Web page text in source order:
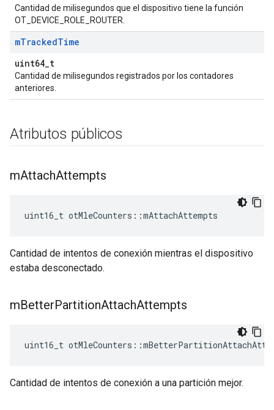
Cantidad de milisegundos que el dispositivo tiene la función
OT_DEVICE_ROLE_ROUTER.
mTrackedTime
uint64_t
Cantidad de milisegundos registrados por los contadores
anteriores.
Atributos públicos
mAttachAttempts
uint16_t otMleCounters ::mAttachAttempts
Cantidad de intentos de conexión mientras el dispositivo
estaba desconectado.
mBetterPartitionAttachAttempts
uint16_t otMleCounters ::
Cantidad de intentos de conexión a una partición mejor.